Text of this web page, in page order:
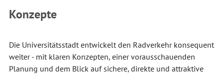
Konzepte
Die Universitätsstadt entwickelt den Radverkehr konsequent
weiter - mit klaren Konzepten, einer vorausschauenden
Planung und dem Blick auf sichere, direkte und attraktive